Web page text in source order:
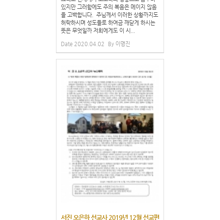
있지만 그러함에도 주의 복음은 메이지 않음
을 고백합니다. 주님께서 이러한 상황까지도
허락하시며 성도들로 하여금 깨닫게 하시는
뜻은 무엇일까 저희에게도 이 시...
Date 2020.04.02 By 이명진
서진 오은하 선교사 2019년 12월 선교편